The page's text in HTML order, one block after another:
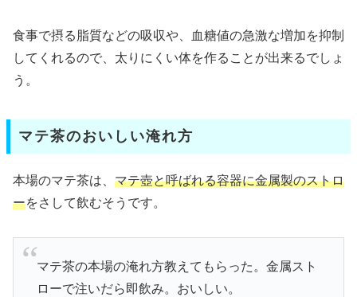
食事で摂る脂質などの吸収や、血糖値の急激な増加を抑制
してくれるので、太りにくい体を作ることが出来るでしょ
う。
マテ茶のおいしい淹れ方
本場のマテ茶は、 マテ壺と呼ばれる容器に金属製のストロ
ーをさして飲むそうです。
マテ茶の本場の淹れ方教えてもらった。金属スト
ローで注いだら即飲み。おいしい。